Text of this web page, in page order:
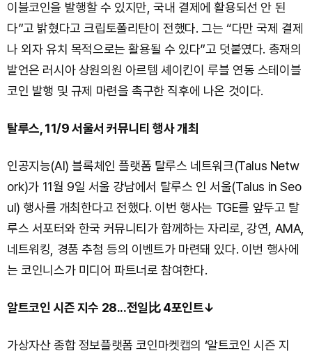
이블코인을 발행할 수 있지만, 국내 결제에 활용되선 안 된
다”고 밝혔다고 크립토폴리탄이 전했다. 그는 “다만 국제 결제
나 외자 유치 목적으로는 활용될 수 있다”고 덧붙였다. 총재의
발언은 러시아 상원의원 아르템 셰이킨이 루블 연동 스테이블
코인 발행 및 규제 마련을 촉구한 직후에 나온 것이다.
탈루스, 11/9 서울서 커뮤니티 행사 개최
인공지능(AI) 블록체인 플랫폼 탈루스 네트워크(Talus Netw
ork)가 11월 9일 서울 강남에서 탈루스 인 서울(Talus in Seo
ul) 행사를 개최한다고 전했다. 이번 행사는 TGE를 앞두고 탈
루스 서포터와 한국 커뮤니티가 함께하는 자리로, 강연, AMA,
네트워킹, 경품 추첨 등의 이벤트가 마련돼 있다. 이번 행사에
는 코인니스가 미디어 파트너로 참여한다.
알트코인 시즌 지수 28...전일比 4포인트↓
가상자산 종합 정보플랫폼 코인마켓캡의 ‘알트코인 시즌 지